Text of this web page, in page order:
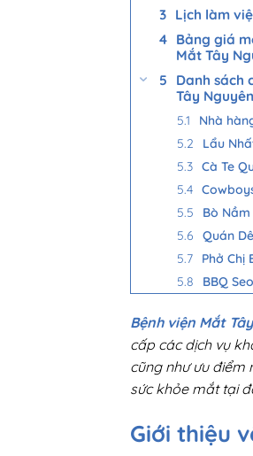
Lịch làm
Bảng giá
Mắt Tây
Danh sách
Tây Nguyên
Nhà
Lẩu
Cà Te
Bò
Quán
Phở Chị
BBQ
Bệnh viện Mắt
cấp các dịch vụ
cũng như ưu điểm
sức khỏe mắt tại
Giới thiệu